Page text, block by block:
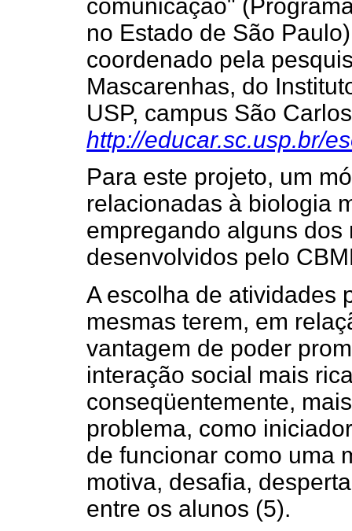
comunicação"
no Estado de São
coordenado pela
Mascarenhas, do
USP, campus São
http://educar.sc.usp.br/
Para este projeto, um
relacionadas à biologia
empregando alguns
desenvolvidos pelo
A escolha de atividades
mesmas terem, em
vantagem de poder
interação social mais
conseqüentemente,
problema, como
de funcionar como uma
motiva, desafia,
entre os alunos (5).